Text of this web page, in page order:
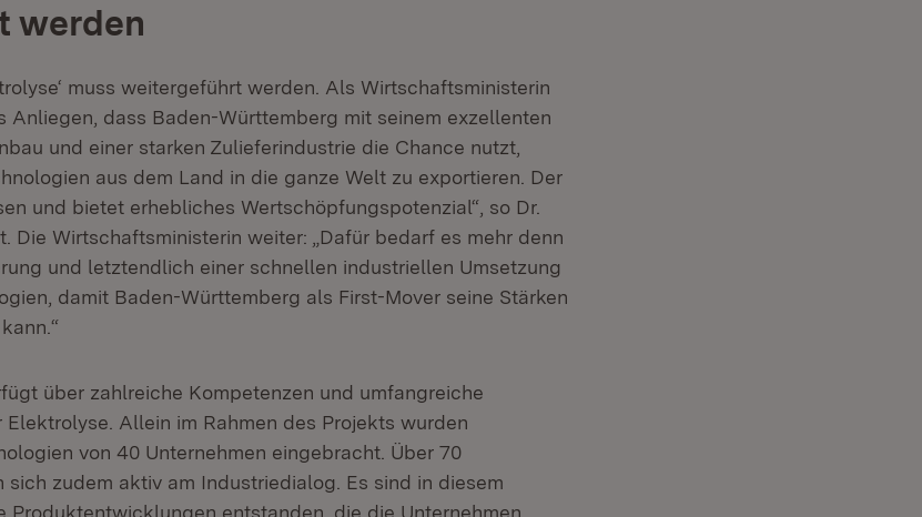
werden
muss weitergeführt werden. Als Wirtschaftsministerin
Anliegen, dass Baden-Württemberg mit seinem exzellenten
und einer starken Zulieferindustrie die Chance nutzt,
aus dem Land in die ganze Welt zu exportieren. Der
und bietet erhebliches Wertschöpfungspotenzial“, so Dr.
Die Wirtschaftsministerin weiter: „Dafür bedarf es mehr denn
und letztendlich einer schnellen industriellen Umsetzung
damit Baden-Württemberg als First-Mover seine Stärken
über zahlreiche Kompetenzen und umfangreiche
Allein im Rahmen des Projekts wurden
von 40 Unternehmen eingebracht. Über 70
sich zudem aktiv am Industriedialog. Es sind in diesem
Produktentwicklungen entstanden, die die Unternehmen